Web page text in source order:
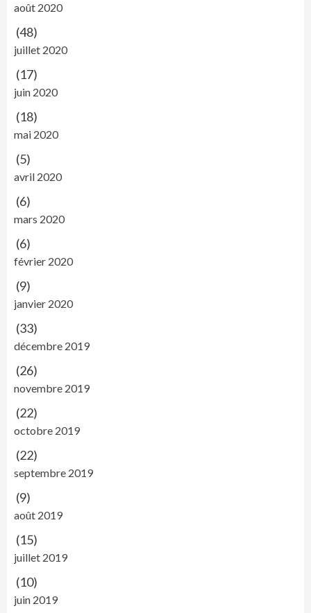
août 2020
(48)
juillet 2020
(17)
juin 2020
(18)
mai 2020
(5)
avril 2020
(6)
mars 2020
(6)
février 2020
(9)
janvier 2020
(33)
décembre 2019
(26)
novembre 2019
(22)
octobre 2019
(22)
septembre 2019
(9)
août 2019
(15)
juillet 2019
(10)
juin 2019